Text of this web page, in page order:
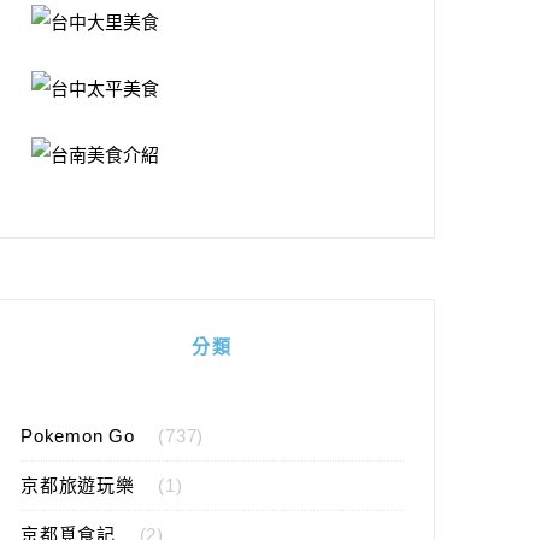
分類
Pokemon Go (737)
京都旅遊玩樂 (1)
京都覓食記 (2)